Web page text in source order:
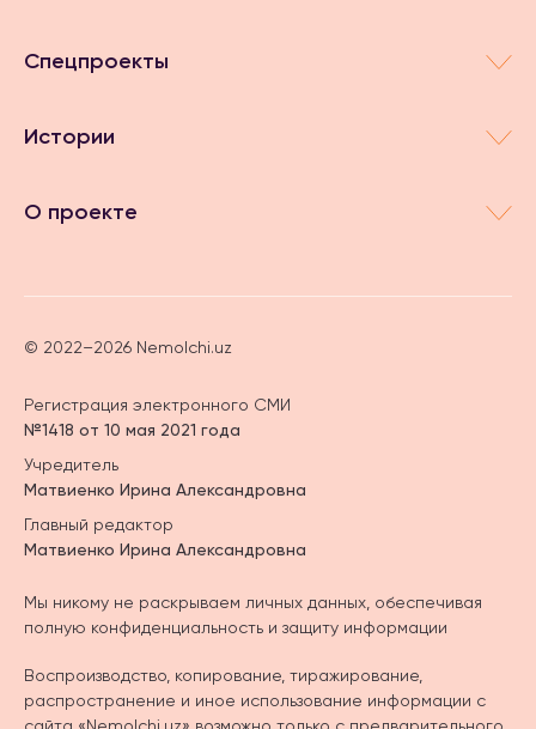
Спецпроекты
Истории
О проекте
© 2022–2026 Nemolchi.uz
Регистрация электронного СМИ
№1418 от 10 мая 2021 года
Учредитель
Матвиенко Ирина Александровна
Главный редактор
Матвиенко Ирина Александровна
Мы никому не раскрываем личных данных, обеспечивая
полную конфиденциальность и защиту информации
Воспроизводство, копирование, тиражирование,
распространение и иное использование информации с